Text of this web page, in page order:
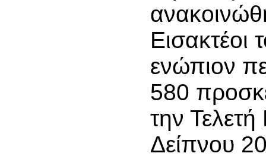
Εισακτέοι
ενώπιον
580
την
Δείπνου